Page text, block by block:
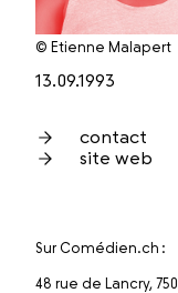
© Etienne Malapert
13.09.1993
contact
site web
Sur Comédien.ch :
48 rue de Lancry,